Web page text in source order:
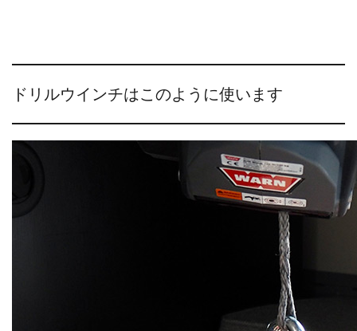
ドリルウインチはこのように使います